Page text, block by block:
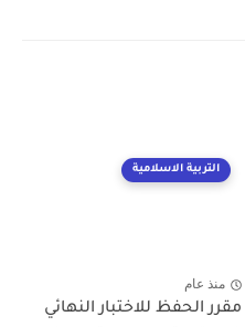
التربية الاسلامية
منذ عام
مقرر الحفظ للاختبار النهائي